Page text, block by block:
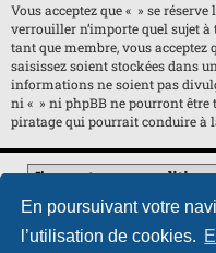
En poursuivant votre
l’utilisation de cookies.
Vous acceptez que « » se
verrouiller n’importe quel sujet
tant que membre, vous
saisissez soient stockées dans
informations ne soient pas
ni « » ni phpBB ne pourront être
piratage qui pourrait conduire à
Retour vers le site